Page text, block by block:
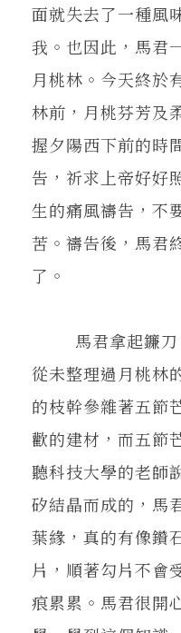
面就失去了一種風
我。也因此，馬君
月桃林。今天終於
林前，月桃芬芳及
握夕陽西下前的時
告，祈求上帝好好
生的痛風禱告，不
苦。禱告後，馬君
了。
馬君拿起鐮刀
從未整理過月桃林
的枝幹參雜著五節
歡的建材，而五節
聽科技大學的老師
矽結晶而成的，馬
葉緣，真的有像鑽
片，順著勾片不會
痕累累。馬君很開